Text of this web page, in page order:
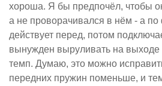
хороша. Я бы предпочёл, чтобы
а не проворачивался в нём - а по
действует перед, потом
вынужден выруливать на выходе
темп. Думаю, это можно
передних пружин поменьше, и